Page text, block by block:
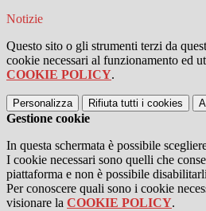
Notizie
Questo sito o gli strumenti terzi da
cookie necessari al funzionamento ed
COOKIE POLICY.
Personalizza Rifiuta tutti i cookies
Gestione cookie
In questa schermata è possibile
I cookie necessari sono quelli che
piattaforma e non è possibile
Per conoscere quali sono i cookie
visionare la COOKIE POLICY.